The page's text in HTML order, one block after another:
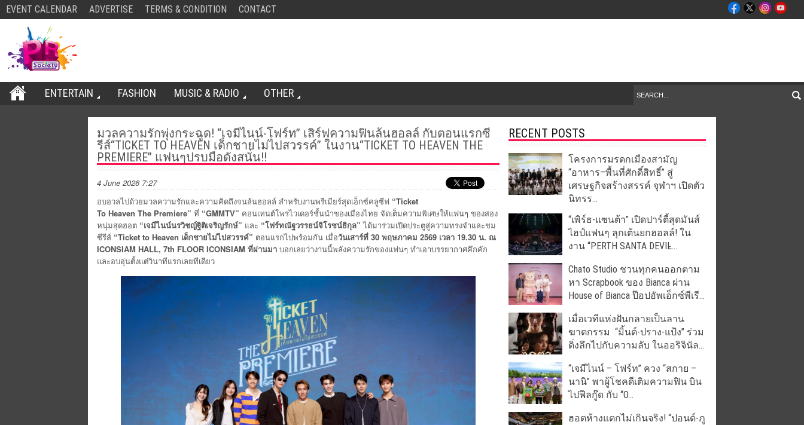
EVENT CALENDAR ADVERTISE TERMS & CONDITION CONTACT
ENTERTAIN FASHION MUSIC & RADIO OTHER
มวลความรักพุ่งกระฉูด! “เจมีไนน์-โฟร์ท” เสิร์ฟความฟินล้นฮอลล์ กับตอนแรกซี
รีส์“TICKET TO HEAVEN เด็กชายไม่ไปสวรรค์” ในงาน“TICKET TO HEAVEN THE
PREMIERE” แฟนๆปรบมือดังสนั่น!!
4 June 2026 7:27
อบอวลไปด้วยมวลความรักและความคิดถึงจนล้นฮอลล์ สำหรับงานพรีเมียร์สุดเอ็กซ์คลูซีฟ “Ticket
To Heaven The Premiere” ที่ “GMMTV” คอนเทนต์โพรไวเดอร์ชั้นนำของเมืองไทย จัดเต็มความพิเศษให้แฟนๆ ของสอง
หนุ่มสุดฮอต “เจมีไนน์นรวิชญ์ฐิติเจริญรักษ์” และ “โฟร์ทณัฐวรรธน์จิโรชน์ธิกุล” ได้มาร่วมเปิดประตูสู่ความทรงจำและชม
ซีรีส์ “Ticket to Heaven เด็กชายไม่ไปสวรรค์” ตอนแรกไปพร้อมกัน เมื่อวันเสาร์ที่ 30 พฤษภาคม 2569 เวลา 19.30 น. ณ
ICONSIAM HALL, 7th FLOOR ICONSIAM ที่ผ่านมา บอกเลยว่างานนี้พลังความรักของแฟนๆ ทำเอาบรรยากาศคึกคัก
และอบอุ่นตั้งแต่วินาทีแรกเลยทีเดียว
RECENT POSTS
โครงการมรดกเมืองสามัญ
“อาหาร–พื้นที่ศักดิ์สิทธิ์” สู่
เศรษฐกิจสร้างสรรค์ จุฬาฯ เปิดตัว
นิทรร...
“เพิร์ธ-แซนต้า” เปิดปาร์ตี้สุดมันส์
ไฮป์แฟนๆ ลุกเต้นยกฮอลล์! ใน
งาน “PERTH SANTA DEVIL̵...
Chato Studio ชวนทุกคนออกตาม
หา Scrapbook ของ Bianca ผ่าน
House of Bianca ป๊อปอัพเอ็กซ์พีเรี...
เมื่อเวทีแห่งฝันกลายเป็นลาน
ฆาตกรรม “มิ้นต์-ปราง-แป้ง” ร่วม
ดิ่งลึกไปกับความลับ ในออริจินัล...
“เจมีไนน์ – โฟร์ท” ควง “สกาย –
นานิ” พาผู้โชคดีเติมความฟิน บิน
ไปฟีลกู๊ด กับ “O...
ฮอตห้างแตกไม่เกินจริง! “ปอนด์-ภู